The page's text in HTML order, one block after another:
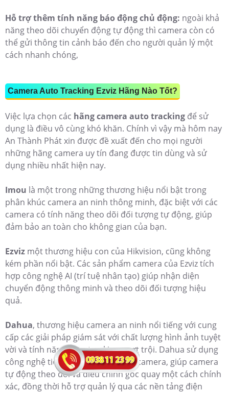
Hỗ trợ thêm tính năng báo động chủ động: ngoài khả
năng theo dõi chuyển động tự động thì camera còn có
thể gửi thông tin cảnh báo đến cho người quản lý một
cách nhanh chóng,
Camera Auto Tracking Ezviz Hãng Nào Tốt?
Việc lựa chọn các hãng camera auto tracking để sử
dụng là điều vô cùng khó khăn. Chính vì vậy mà hôm nay
An Thành Phát xin được đề xuất đến cho mọi người
những hãng camera uy tín đang được tin dùng và sử
dụng nhiều nhất hiện nay.
Imou là một trong những thương hiệu nổi bật trong
phân khúc camera an ninh thông minh, đặc biệt với các
camera có tính năng theo dõi đối tượng tự động, giúp
đảm bảo an toàn cho không gian của bạn.
Ezviz một thương hiệu con của Hikvision, cũng không
kém phần nổi bật. Các sản phẩm camera của Ezviz tích
hợp công nghệ AI (trí tuệ nhân tạo) giúp nhận diện
chuyển động thông minh và theo dõi đối tượng hiệu
quả.
Dahua, thương hiệu camera an ninh nổi tiếng với cung
cấp các giải pháp giám sát với chất lượng hình ảnh tuyệt
vời và tính năng auto tracking vượt trội. Dahua sử dụng
công nghệ tiên tiến như HDCVI, IP camera, giúp camera
tự động theo dõi và điều chỉnh góc quay một cách chính
xác, đồng thời hỗ trợ quản lý qua các nền tảng điện